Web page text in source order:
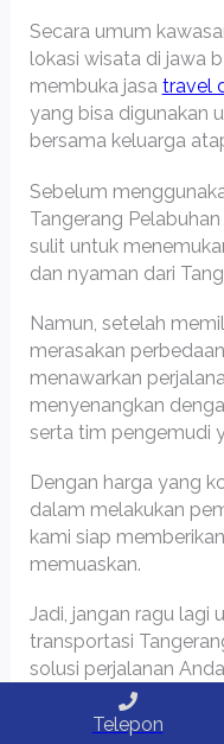
Secara umum
lokasi wisata di jawa
membuka jasa travel
yang bisa digunakan
bersama keluarga
Sebelum
Tangerang
sulit untuk
dan nyaman dari
Namun, setelah
merasakan
menawarkan
menyenangkan
serta tim pengemudi
Dengan harga yang
dalam melakukan
kami siap
memuaskan.
Jadi, jangan ragu lagi
transportasi
solusi perjalanan
nikmati perjalanan
mamikeren.com.
Telepon